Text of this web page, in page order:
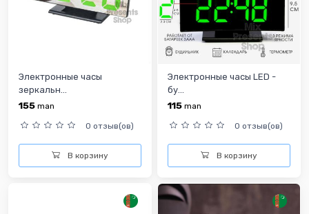
Электронные часы
зеркальн...
155 man
0 отзыв(ов)
В корзину
Электронные часы LED -
бу...
115 man
0 отзыв(ов)
В корзину